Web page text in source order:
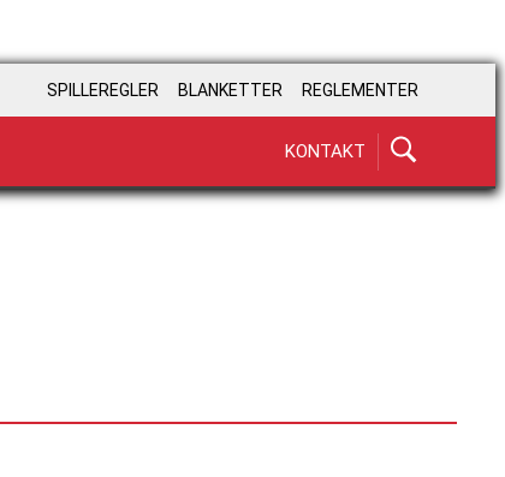
SPILLEREGLER BLANKETTER REGLEMENTER
KONTAKT